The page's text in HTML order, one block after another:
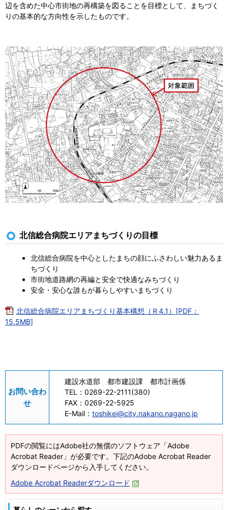
辺を含めた中心市街地の再構築を図ることを目標として、まちづく
りの基本的な方向性を示したものです。
北信総合病院エリアまちづくりの目標
北信総合病院を中心としたまちの顔にふさわしい魅力あるま
ちづくり
市街地道路網の再編と安全で快適なみちづくり
安全・安心な誰もが暮らしやすいまちづくり
北信総合病院エリアまちづくり基本構想（Ｒ4.1）[PDF：
15.5MB]
お問い合わ
せ
建設水道部 都市建設課 都市計画係
TEL： 0269-22-2111(380)
FAX： 0269-22-5925
E-Mail： toshikei@city.nakano.nagano.jp
PDFの閲覧にはAdobe社の無償のソフトウェア「Adobe
Acrobat Reader」が必要です。下記のAdobe Acrobat Reader
ダウンロードページから入手してください。
Adobe Acrobat Readerダウンロード